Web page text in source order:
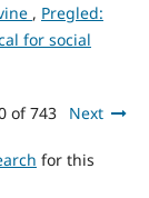
, Pregled:
for social
of 743 Next
for this